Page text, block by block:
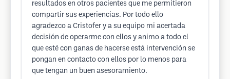
resultados en otros pacientes que me permitieron
compartir sus experiencias. Por todo ello
agradezco a Cristofer y a su equipo mi acertada
decisión de operarme con ellos y animo a todo el
que esté con ganas de hacerse está intervención se
pongan en contacto con ellos por lo menos para
que tengan un buen asesoramiento.